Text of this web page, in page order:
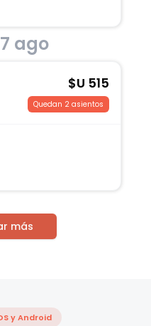
ago
$U 515
Quedan 2 asientos
más
y Android